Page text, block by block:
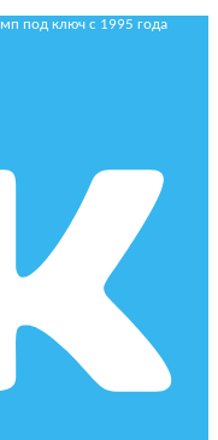
под ключ с 1995 года